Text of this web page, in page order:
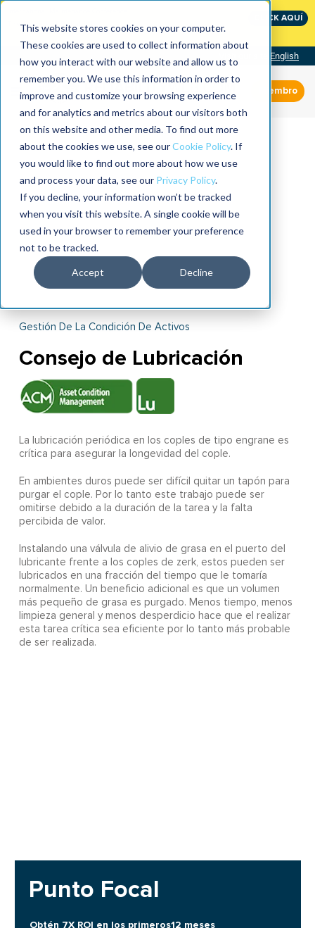
This website stores cookies on your computer.
These cookies are used to collect information about
how you interact with our website and allow us to
remember you. We use this information in order to
improve and customize your browsing experience
and for analytics and metrics about our visitors both
on this website and other media. To find out more
about the cookies we use, see ourCookie Policy. If
you would like to find out more about how we use
and process your data, see our Privacy Policy.
If you decline, your information won’t be tracked
when you visit this website. A single cookie will be
used in your browser to remember your preference
not to be tracked.
Accept Decline
The Speed of Reliability
CLICK AQUÍ
English
Miembro
Gestión De La Condición De Activos
Consejo de Lubricación
La lubricación periódica en los coples de tipo engrane es
crítica para asegurar la longevidad del cople.
En ambientes duros puede ser difícil quitar un tapón para
purgar el cople. Por lo tanto este trabajo puede ser
omitirse debido a la duración de la tarea y la falta
percibida de valor.
Instalando una válvula de alivio de grasa en el puerto del
lubricante frente a los coples de zerk, estos pueden ser
lubricados en una fracción del tiempo que le tomaría
normalmente. Un beneficio adicional es que un volumen
más pequeño de grasa es purgado. Menos tiempo, menos
limpieza general y menos desperdicio hace que el realizar
esta tarea crítica sea eficiente por lo tanto más probable
de ser realizada.
Punto Focal
Obtén 7X ROI en los primeros12 meses